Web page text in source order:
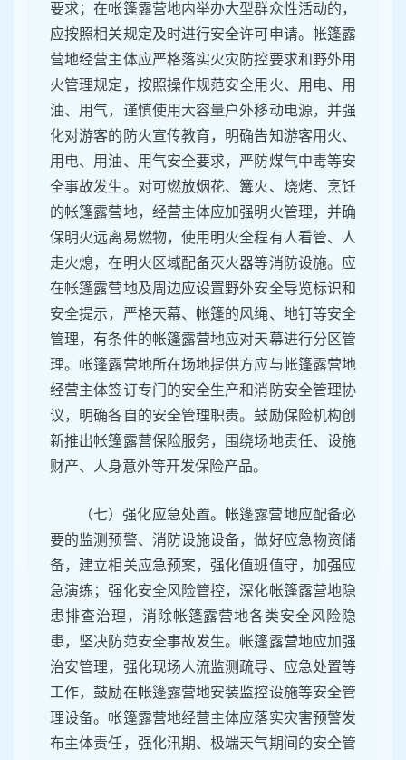
要求；在帐篷露营地内举办大型群众性活动的，
应按照相关规定及时进行安全许可申请。帐篷露
营地经营主体应严格落实火灾防控要求和野外用
火管理规定，按照操作规范安全用火、用电、用
油、用气，谨慎使用大容量户外移动电源，并强
化对游客的防火宣传教育，明确告知游客用火、
用电、用油、用气安全要求，严防煤气中毒等安
全事故发生。对可燃放烟花、篝火、烧烤、烹饪
的帐篷露营地，经营主体应加强明火管理，并确
保明火远离易燃物，使用明火全程有人看管、人
走火熄，在明火区域配备灭火器等消防设施。应
在帐篷露营地及周边应设置野外安全导览标识和
安全提示，严格天幕、帐篷的风绳、地钉等安全
管理，有条件的帐篷露营地应对天幕进行分区管
理。帐篷露营地所在场地提供方应与帐篷露营地
经营主体签订专门的安全生产和消防安全管理协
议，明确各自的安全管理职责。鼓励保险机构创
新推出帐篷露营保险服务，围绕场地责任、设施
财产、人身意外等开发保险产品。
（七）强化应急处置。帐篷露营地应配备必
要的监测预警、消防设施设备，做好应急物资储
备，建立相关应急预案，强化值班值守，加强应
急演练；强化安全风险管控，深化帐篷露营地隐
患排查治理，消除帐篷露营地各类安全风险隐
患，坚决防范安全事故发生。帐篷露营地应加强
治安管理，强化现场人流监测疏导、应急处置等
工作，鼓励在帐篷露营地安装监控设施等安全管
理设备。帐篷露营地经营主体应落实灾害预警发
布主体责任，强化汛期、极端天气期间的安全管